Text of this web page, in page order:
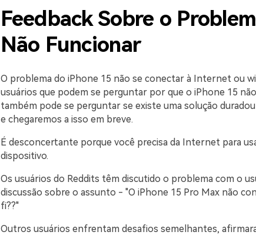
Feedback Sobre o
Não Funcionar
O problema do iPhone 15 não se conectar à Internet ou
usuários que podem se perguntar por que o iPhone 15
também pode se perguntar se existe uma solução
e chegaremos a isso em breve.
É desconcertante porque você precisa da Internet para
dispositivo.
Os usuários do Reddits têm discutido o problema com o
discussão sobre o assunto - "O iPhone 15 Pro Max não
fi??"
Outros usuários enfrentam desafios semelhantes,